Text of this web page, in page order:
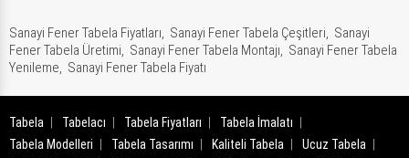
Sanayi Fener Tabela Fiyatları, Sanayi Fener Tabela Çeşitleri, Sanayi
Fener Tabela Üretimi, Sanayi Fener Tabela Montajı, Sanayi Fener Tabela
Yenileme, Sanayi Fener Tabela Fiyatı
Tabela Tabelacı Tabela Fiyatları
Tabela İmalatı
Tabela Modelleri
Tabela Tasarımı Kaliteli Tabela
Ucuz Tabela